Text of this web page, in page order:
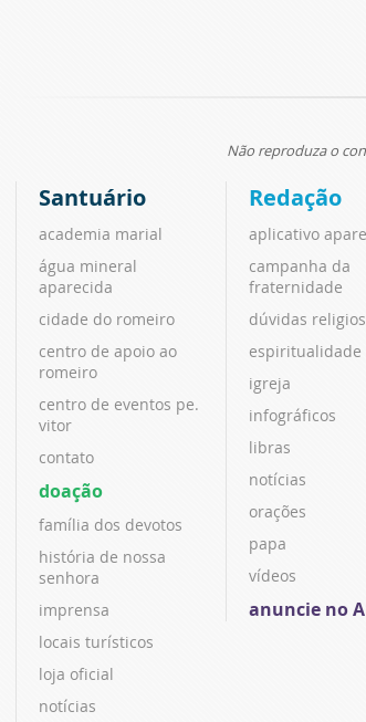
Não reproduza o
Santuário
academia marial
água mineral
aparecida
cidade do romeiro
centro de apoio ao
romeiro
centro de eventos pe.
vitor
contato
doação
família dos devotos
história de nossa
senhora
imprensa
locais turísticos
loja oficial
notícias
Redação
aplicativo
campanha da
fraternidade
dúvidas
espiritualidade
igreja
infográficos
libras
notícias
orações
papa
vídeos
anuncie no